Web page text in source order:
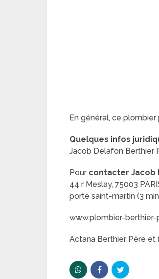
En général, ce
Quelques infos
Jacob Delafon Berthier
Pour contacter Jacob
44 r Meslay, 75003
porte saint-martin (3 min
www.plombier-berthier-
Actana Berthier Père et